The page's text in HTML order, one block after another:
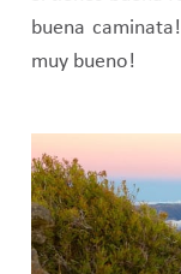
buena
muy bueno!